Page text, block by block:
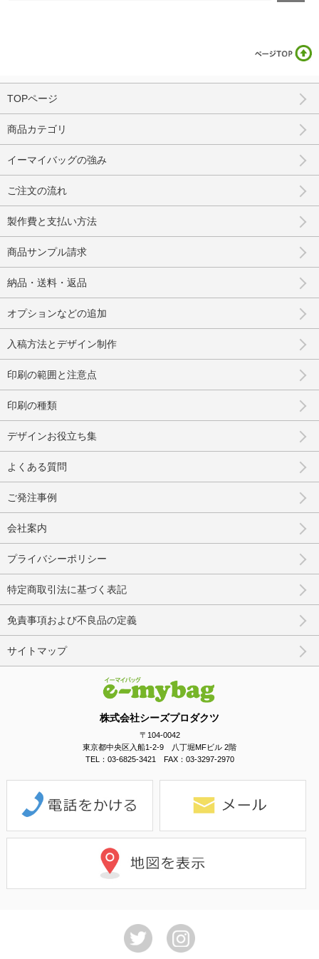
株式会社シーズプロダクツ
〒104-0042
東京都中央区入船1-2-9 八丁堀MFビル 2階
TEL：03-6825-3421 FAX：03-3297-2970
TOPページ
商品カテゴリ
イーマイバッグの強み
ご注文の流れ
製作費と支払い方法
商品サンプル請求
納品・送料・返品
オプションなどの追加
入稿方法とデザイン制作
印刷の範囲と注意点
印刷の種類
デザインお役立ち集
よくある質問
ご発注事例
会社案内
プライバシーポリシー
特定商取引法に基づく表記
免責事項および不良品の定義
サイトマップ